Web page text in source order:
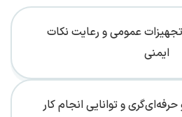
عمومی و رعایت نکات
ایمنی
و توانایی انجام کار